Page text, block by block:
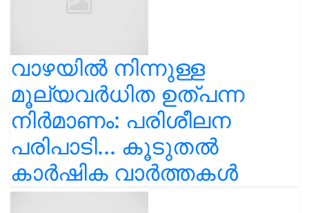
വാഴയിൽ നിന്നുള്ള
മൂല്യവർധിത ഉത്പന്ന
നിർമാണം: പരിശീലന
പരിപാടി... കൂടുതൽ
കാർഷിക വാർത്തകൾ